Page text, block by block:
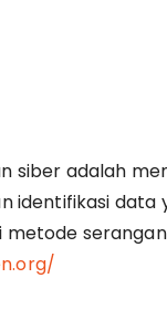
siber adalah
identifikasi data